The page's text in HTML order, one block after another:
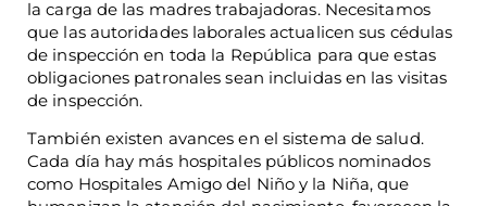
la carga de las madres trabajadoras. Necesitamos
que las autoridades laborales actualicen sus cédulas
de inspección en toda la República para que estas
obligaciones patronales sean incluidas en las visitas
de inspección.
También existen avances en el sistema de salud.
Cada día hay más hospitales públicos nominados
como Hospitales Amigo del Niño y la Niña, que